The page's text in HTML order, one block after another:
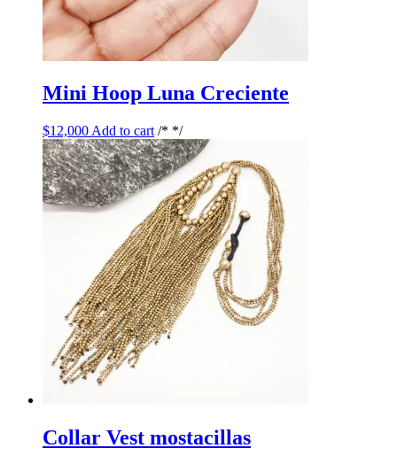
Mini Hoop Luna Creciente
$12,000 Add to cart /* */
Collar Vest mostacillas